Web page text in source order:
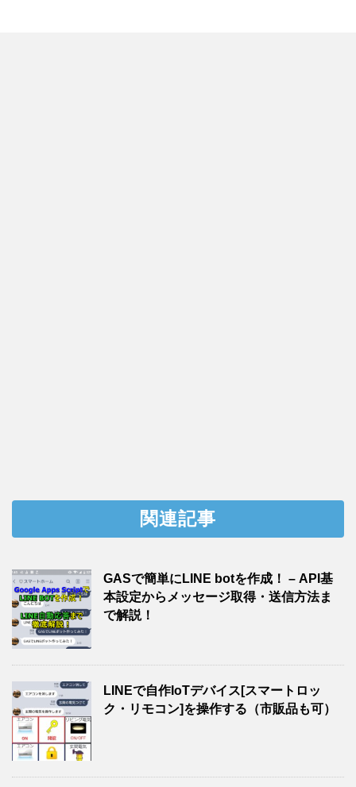
関連記事
GASで簡単にLINE botを作成！ – API基
本設定からメッセージ取得・送信方法ま
で解説！
LINEで自作IoTデバイス[スマートロッ
ク・リモコン]を操作する（市販品も可）